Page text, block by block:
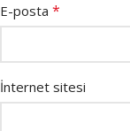
E-posta *
İnternet sitesi